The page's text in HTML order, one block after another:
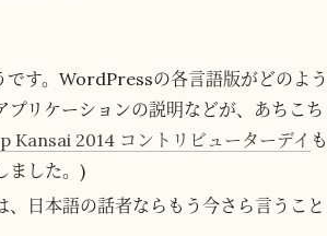
です。WordPressの各言語版がどのよう
リケーションの説明などが、あちこち
Kansai 2014 コントリビューターデイ も
ました。)
日本語の話者ならもう今さら言うこと